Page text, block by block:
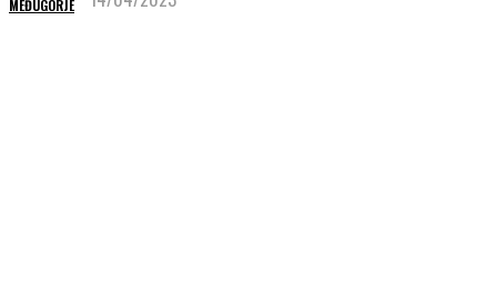
MEĐUGORJE